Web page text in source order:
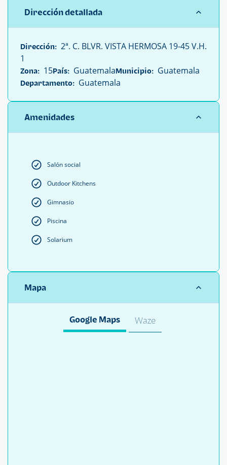
Dirección detallada
Dirección: 2ª. C. BLVR. VISTA HERMOSA 19-45 V.H.
1
Zona: 15País: GuatemalaMunicipio: Guatemala
Departamento: Guatemala
Amenidades
Salón social
Outdoor Kitchens
Gimnasio
Piscina
Solarium
Mapa
Google Maps Waze